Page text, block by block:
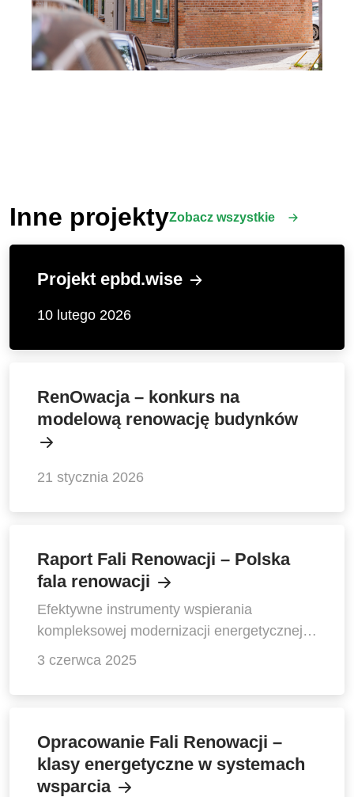
Inne projektyZobacz wszystkie
Projekt epbd.wise
10 lutego 2026
RenOwacja – konkurs na
modelową renowację budynków
21 stycznia 2026
Raport Fali Renowacji – Polska
fala renowacji
Efektywne instrumenty wspierania
kompleksowej modernizacji energetycznej
budynków w Polsce
3 czerwca 2025
Opracowanie Fali Renowacji –
klasy energetyczne w systemach
wsparcia